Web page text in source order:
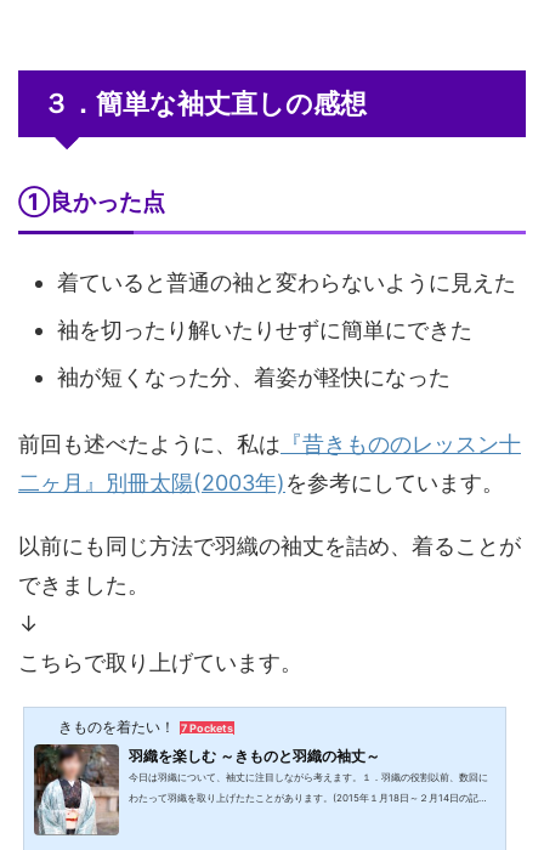
３．簡単な袖丈直しの感想
①良かった点
着ていると普通の袖と変わらないように見えた
袖を切ったり解いたりせずに簡単にできた
袖が短くなった分、着姿が軽快になった
前回も述べたように、私は 『昔きもののレッスン十
二ヶ月』別冊太陽(2003年)を参考にしています。
以前にも同じ方法で羽織の袖丈を詰め、着ることが
できました。
↓
こちらで取り上げています。
きものを着たい！ 7 Pockets
羽織を楽しむ ～きものと羽織の袖丈～
今日は羽織について、袖丈に注目しながら考えます。１．羽織の役割以前、数回に
わたって羽織を取り上げたたことがあります。(2015年１月18日～２月14日の記事)